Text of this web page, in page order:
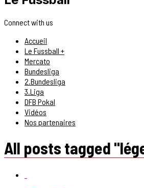
Connect with us
Accueil
Le Fussball +
Mercato
Bundesliga
2.Bundesliga
3.Liga
DFB Pokal
Vidéos
Nos partenaires
All posts tagged